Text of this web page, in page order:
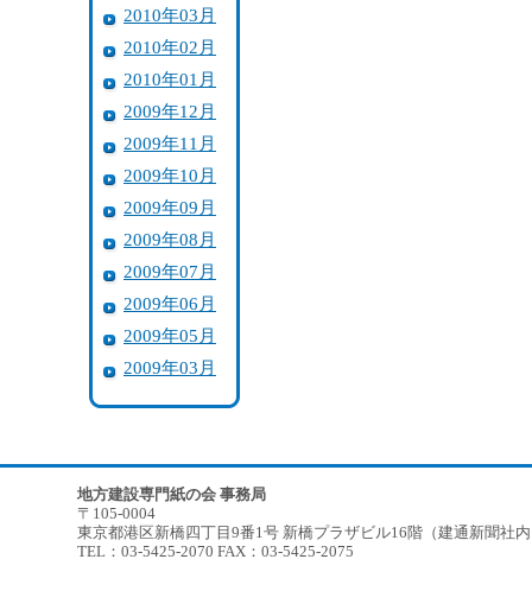
2010年03月
2010年02月
2010年01月
2009年12月
2009年11月
2009年10月
2009年09月
2009年08月
2009年07月
2009年06月
2009年05月
2009年03月
地方建設専門紙の会 事務局
〒105-0004
東京都港区新橋四丁目9番1号 新橋プラザビル16階（建通新聞社
TEL：03-5425-2070 FAX：03-5425-2075